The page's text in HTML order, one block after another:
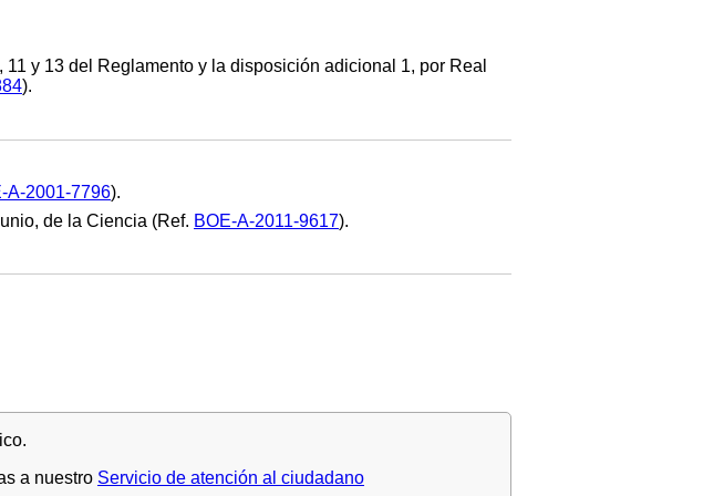
y 13 del Reglamento y la disposición adicional 1, por Real
).
A-2001-7796).
de la Ciencia (Ref. BOE-A-2011-9617).
a nuestro Servicio de atención al ciudadano